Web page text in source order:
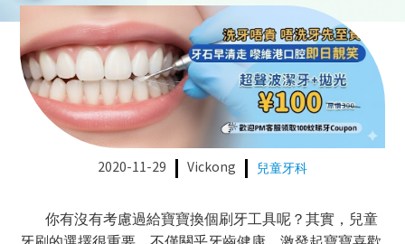
2020-11-29 Vickong 兒童牙科
你有沒有考慮過給寶寶換個刷牙工具呢？其實， 兒童